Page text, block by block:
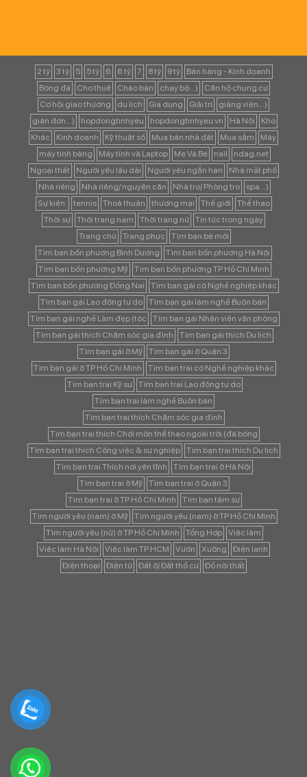
2 tỷ 3 tỷ 5 5 tỷ 6 6 tỷ 7 8 tỷ 9 tỷ
Bán hàng - Kinh doanh
Bóng đá
Cho thuê Chào bán chạy bộ...)
Căn hộ chung cư
Cơ hội giao thương
du lịch Gia dụng Giải trí
giảng viên...)
giản đơn...)
hopdongtinhyeu hopdongtinhyeu.vn Hà Nội
Kho
Khác
Kinh doanh Kỹ thuật số Mua bán nhà đất Mua sắm
Máy
máy tính bảng
Máy tính và Laptop Mẹ Và Bé nail
ndag.net
Ngoại thất
Người yêu lâu dài Người yêu ngắn hạn
Nhà mặt phố
Nhà riêng
Nhà riêng/ nguyên căn Nhà trọ/ Phòng trọ
spa...)
Sự kiện:
tennis Thoả thuận thương mại Thế giới
Thể thao
Thời sự
Thời trang nam Thời trang nữ
Tin tức trong ngày
Trang chủ
Trang phục
Tìm bạn bè mới
Tìm bạn bốn phương Bình Dương
Tìm bạn bốn phương Hà Nội
Tìm bạn bốn phương Mỹ
Tìm bạn bốn phương TP Hồ Chí Minh
Tìm bạn bốn phương Đồng Nai
Tìm bạn gái có Nghề nghiệp khác
Tìm bạn gái Lao động tự do
Tìm bạn gái làm nghề Buôn bán
Tìm bạn gái nghề Làm đẹp (tóc
Tìm bạn gái Nhân viên văn phòng
Tìm bạn gái thích Chăm sóc gia đình
Tìm bạn gái thích Du lịch
Tìm bạn gái ở Mỹ
Tìm bạn gái ở Quận 3
Tìm bạn gái ở TP Hồ Chí Minh
Tìm bạn trai có Nghề nghiệp khác
Tìm bạn trai Kỹ sư
Tìm bạn trai Lao động tự do
Tìm bạn trai làm nghề Buôn bán
Tìm bạn trai thích Chăm sóc gia đình
Tìm bạn trai thích Chơi môn thể thao ngoài trời (đá bóng
Tìm bạn trai thích Công việc & sự nghiệp
Tìm bạn trai thích Du lịch
Tìm bạn trai Thích nơi yên tĩnh
Tìm bạn trai ở Hà Nội
Tìm bạn trai ở Mỹ
Tìm bạn trai ở Quận 3
Tìm bạn trai ở TP Hồ Chí Minh
Tìm bạn tâm sự
Tìm người yêu (nam) ở Mỹ
Tìm người yêu (nam) ở TP Hồ Chí Minh
Tìm người yêu (nữ) ở TP Hồ Chí Minh
Tổng Hợp
Việc làm
Việc làm Hà Nội
Việc làm TP.HCM Vườn Xưởng
Điện lạnh
Điện thoại
Điện tử Đất ở/ Đất thổ cư Đồ nội thất